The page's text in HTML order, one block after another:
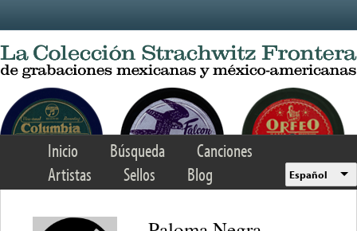
Inicio Búsqueda
Canciones
Artistas
Sellos Blog Español